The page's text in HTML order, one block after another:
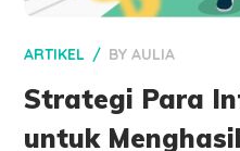
ARTIKEL BYAULIA
Strategi Para
untuk